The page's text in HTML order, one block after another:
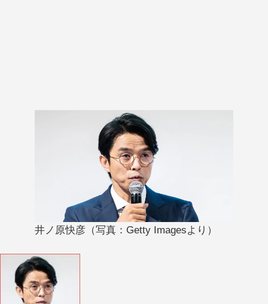
井ノ原快彦（写真：Getty Imagesより）